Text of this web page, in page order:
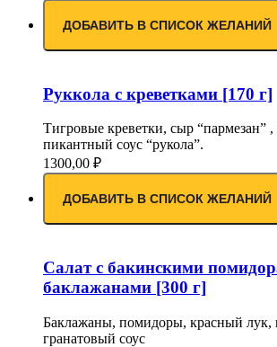
ДОБАВИТЬ В СПИСОК ЖЕЛАНИЙ
Руккола с креветками [170 г]
Тигровые креветки, сыр “пармезан”
пикантный соус “рукола”.
1300,00 ₽
ДОБАВИТЬ В СПИСОК ЖЕЛАНИЙ
Салат с бакинскими
баклажанами [300 г]
Баклажаны, помидоры, красный лук,
гранатовый соус